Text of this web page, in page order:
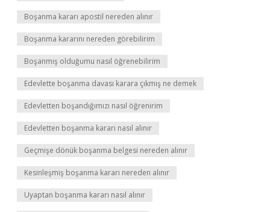
Boşanma kararı apostil nereden alınır
Boşanma kararını nereden görebilirim
Boşanmış olduğumu nasıl öğrenebilirim
Edevlette boşanma davası karara çıkmış ne demek
Edevletten boşandığımızı nasıl öğrenirim
Edevletten boşanma kararı nasıl alınır
Geçmişe dönük boşanma belgesi nereden alınır
Kesinleşmiş boşanma kararı nereden alınır
Uyaptan boşanma kararı nasıl alınır